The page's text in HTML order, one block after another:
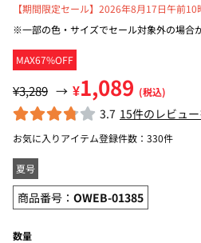
MAX67%OFF
【期間限定セール】2026年8月17日午前10
※一部の色・サイズでセール対象外の場合
¥3,289 → ¥1,089 (税込)
3.7 15件のレビュ
お気に入りアイテム登録件数： 330件
夏号
商品番号： OWEB-01385
数量